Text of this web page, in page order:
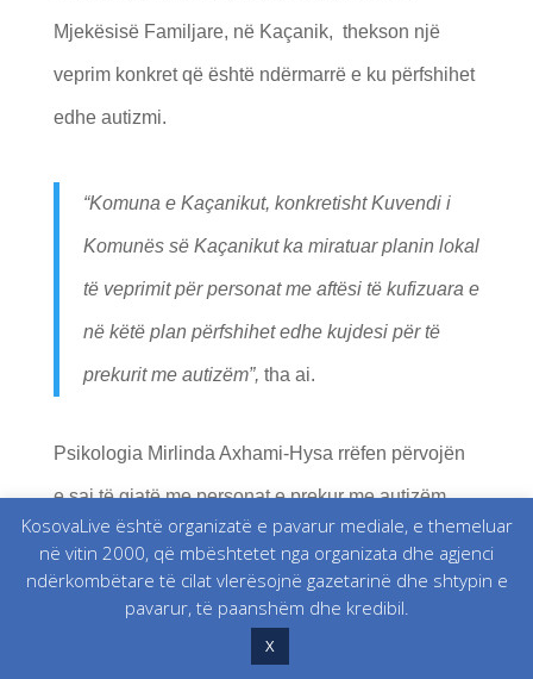
Mjekësisë Familjare, në Kaçanik, thekson një
veprim konkret që është ndërmarrë e ku përfshihet
edhe autizmi.
“Komuna e Kaçanikut, konkretisht Kuvendi i
Komunës së Kaçanikut ka miratuar planin lokal
të veprimit për personat me aftësi të kufizuara e
në këtë plan përfshihet edhe kujdesi për të
prekurit me autizëm”, tha ai.
Psikologia Mirlinda Axhami-Hysa rrëfen përvojën
e saj të gjatë me personat e prekur me autizëm.
“Të punosh me persona të cilët janë me
autizëm është një ndjenjë dhe një lidhje e
veçantë. Lidhja e cila krijohet në mes të
KosovaLive është organizatë e pavarur mediale, e themeluar
në vitin 2000, që mbështetet nga organizata dhe agjenci
ndërkombëtare të cilat vlerësojnë gazetarinë dhe shtypin e
pavarur, të paanshëm dhe kredibil.
X